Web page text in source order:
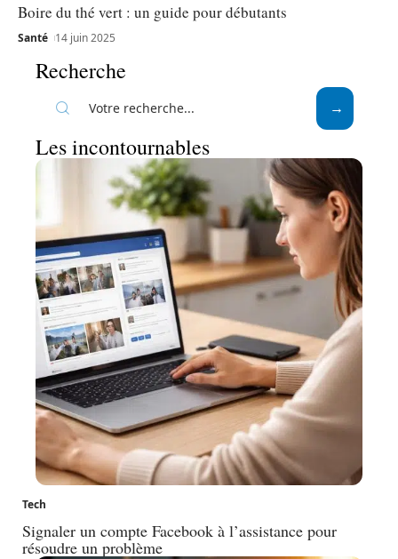
Boire du thé vert : un guide pour débutants
Santé 14 juin 2025
Recherche
Les incontournables
Tech
Signaler un compte Facebook à l’assistance pour
résoudre un problème